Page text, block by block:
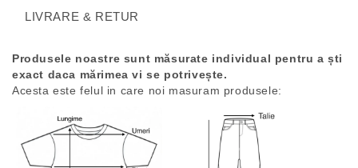
Produsele noastre sunt măsurate individual pentru a ști
exact daca mărimea vi se potrivește.
Acesta este felul in care noi masuram produsele:
LIVRARE & RETUR